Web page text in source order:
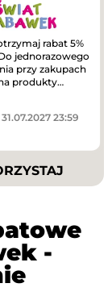
rabat 5%
jednorazowego
przy zakupach
na produkty
23:59
-